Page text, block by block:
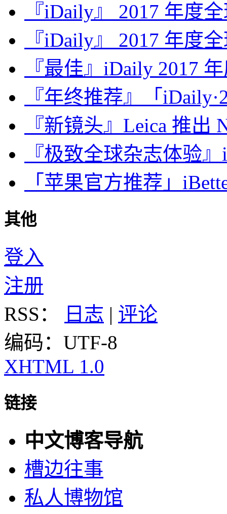
『iDaily』 2017 年度
『iDaily』 2017 年度
『最佳』iDaily 2017
『年终推荐』「
『新镜头』Leica 推出
『极致全球杂志体验
「苹果官方推荐」
其他
登入
注册
RSS：
日志 | 评论
编码：UTF-8
XHTML 1.0
链接
中文博客导航
槽边往事
私人博物馆